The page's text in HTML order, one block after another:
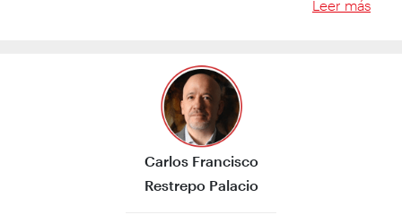
Leer más
Carlos Francisco
Restrepo Palacio